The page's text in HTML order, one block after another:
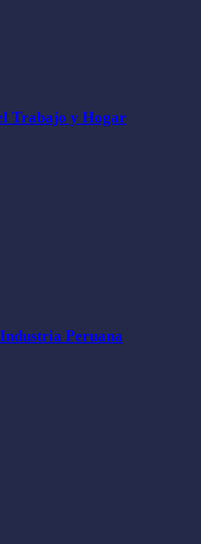
Trabajo y Hogar
Peruana